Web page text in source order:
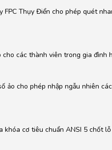
FPC Thụy Điển cho phép quét
các thành viên trong gia đình
ảo cho phép nhập ngẫu nhiên
khóa cơ tiêu chuẩn ANSI 5 chốt